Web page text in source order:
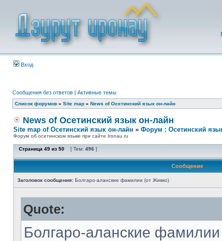
Вход
Сообщения без ответов | Активные темы
Список форумов » Site map » News of Осетинский язык он-лайн
News of Осетинский язык он-лайн
Site map of Осетинский язык он-лайн » Форум : Осетинский
Форум об осетинском языке при сайте Ironau.ru
Страница 49 из 50 [ Тем: 496 ]
Сообщение
Заголовок сообщения: Болгаро-аланские фамилии (от Живко)
Quote:
Болгаро-аланские